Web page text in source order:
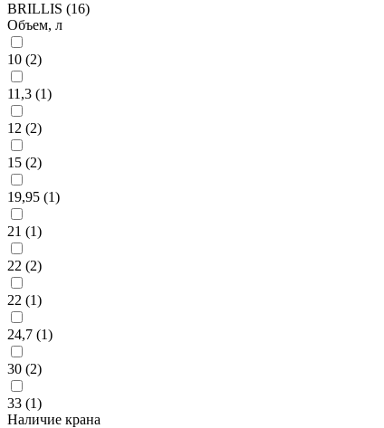
BRILLIS (16)
Объем, л
10 (2)
11,3 (1)
12 (2)
15 (2)
19,95 (1)
21 (1)
22 (2)
22 (1)
24,7 (1)
30 (2)
33 (1)
Наличие крана